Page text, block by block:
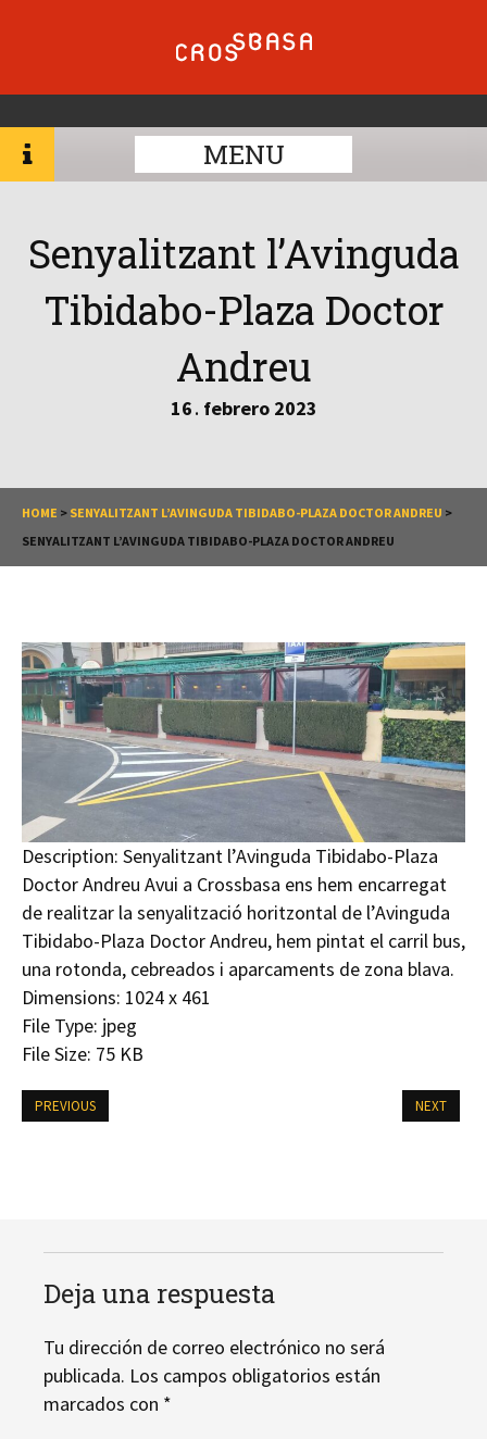
MENU
Senyalitzant l’Avinguda
Tibidabo-Plaza Doctor
Andreu
16 . febrero 2023
HOME > SENYALITZANT L’AVINGUDA TIBIDABO-PLAZA DOCTOR ANDREU >
SENYALITZANT L’AVINGUDA TIBIDABO-PLAZA DOCTOR ANDREU
Description: Senyalitzant l’Avinguda Tibidabo-Plaza
Doctor Andreu Avui a Crossbasa ens hem encarregat
de realitzar la senyalització horitzontal de l’Avinguda
Tibidabo-Plaza Doctor Andreu, hem pintat el carril bus,
una rotonda, cebreados i aparcaments de zona blava.
Dimensions: 1024 x 461
File Type: jpeg
File Size: 75 KB
PREVIOUS NEXT
Deja una respuesta
Tu dirección de correo electrónico no será
publicada. Los campos obligatorios están
marcados con *